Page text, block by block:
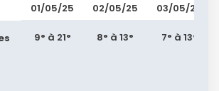
01/05/25
9° à 21°
02/05/25
8° à 13°
03/05/25
7° à 13°